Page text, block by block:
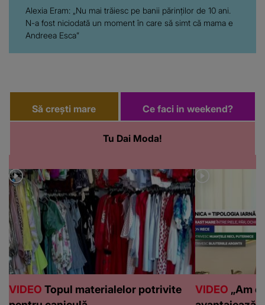
Alexia Eram: „Nu mai trăiesc pe banii părinților de 10 ani.
N-a fost niciodată un moment în care să simt că mama e
Andreea Esca”
Să crești mare
Tu Dai Moda!
Ce faci in weekend?
VIDEO Topul materialelor potrivite
VIDEO „Am